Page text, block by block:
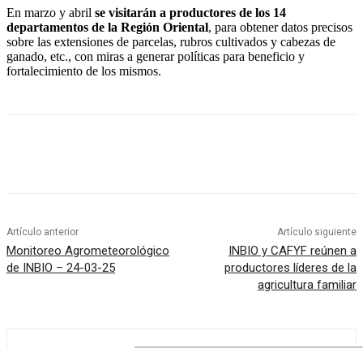
En marzo y abril se visitarán a productores de los 14
departamentos de la Región Oriental, para obtener datos precisos
sobre las extensiones de parcelas, rubros cultivados y cabezas de
ganado, etc., con miras a generar políticas para beneficio y
fortalecimiento de los mismos.
Artículo anterior
Monitoreo Agrometeorológico
de INBIO – 24-03-25
Artículo siguiente
INBIO y CAFYF reúnen a
productores líderes de la
agricultura familiar